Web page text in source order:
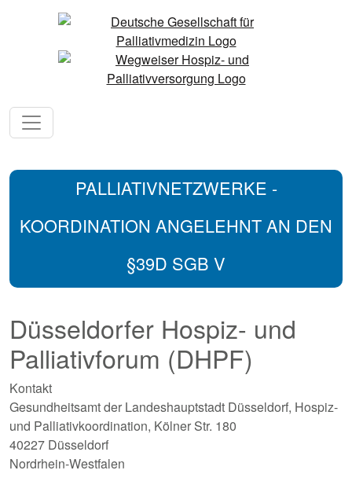
PALLIATIVNETZWERKE -
KOORDINATION ANGELEHNT AN DEN
§39D SGB V
Düsseldorfer Hospiz- und
Palliativforum (DHPF)
Kontakt
Gesundheitsamt der Landeshauptstadt Düsseldorf, Hospiz-
und Palliativkoordination, Kölner Str. 180
40227 Düsseldorf
Nordrhein-Westfalen